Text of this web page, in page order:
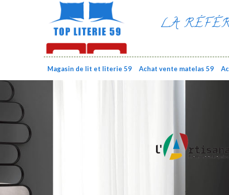
LA
Magasin de lit et literie 59 Achat vente matelas 59